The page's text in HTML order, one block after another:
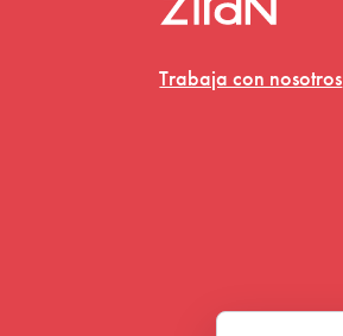
Trabaja con nosotros